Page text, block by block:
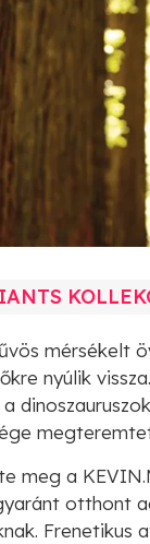
mérsékelt
nyúlik
meg a
otthont
Frenetikus